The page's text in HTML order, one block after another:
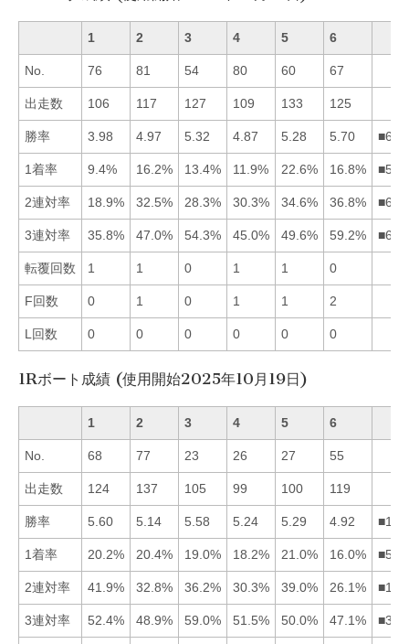
1 2 3 4 5 6
No. 76 81 54 80 60 67
出走数 106 117 127 109 133 125
勝率 3.98 4.97 5.32 4.87 5.28 5.70
1着率 9.4% 16.2% 13.4% 11.9% 22.6% 16.8%
2連対率 18.9% 32.5% 28.3% 30.3% 34.6% 36.8%
3連対率 35.8% 47.0% 54.3% 45.0% 49.6% 59.2%
転覆回数 1 1 0 1 1 0
F回数 0 1 0 1 1 2
L回数 0 0 0 0 0 0
1Rボート成績 (使用開始2025年10月19日)
1 2 3 4 5 6
No. 68 77 23 26 27 55
出走数 124 137 105 99 100 119
勝率 5.60 5.14 5.58 5.24 5.29 4.92
1着率 20.2% 20.4% 19.0% 18.2% 21.0% 16.0%
2連対率 41.9% 32.8% 36.2% 30.3% 39.0% 26.1%
3連対率 52.4% 48.9% 59.0% 51.5% 50.0% 47.1%